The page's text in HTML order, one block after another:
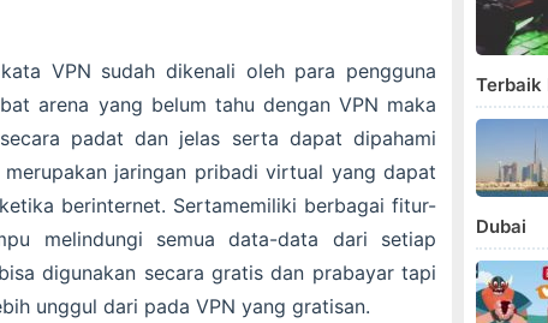
VPN sudah dikenali oleh para pengguna
arena yang belum tahu dengan VPN maka
padat dan jelas serta dapat dipahami
jaringan pribadi virtual yang dapat
berinternet. Sertamemiliki berbagai fitur-
melindungi semua data-data dari setiap
digunakan secara gratis dan prabayar tapi
unggul dari pada VPN yang gratisan.
Terbaik
Dubai